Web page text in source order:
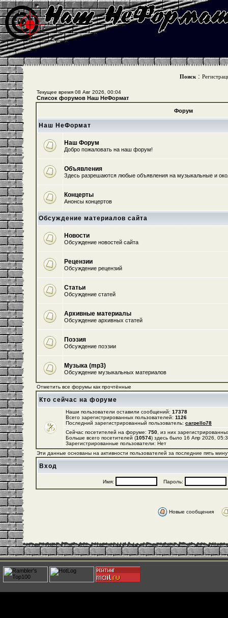
Поиск :
Текущее время 08 Авг 2026, 00:04
Список форумов Наш НеФормат
Форум
Наш НеФормат
Наш Форум
Добро пожаловать на наш форум!
Объявления
Здесь разрешаются любые объявления на музыкальные и
Концерты
Анонсы концертов
Обсуждение материалов сайта
Новости
Обсуждение новостей сайта
Рецензии
Обсуждение рецензий
Статьи
Обсуждение статей
Архивные материалы
Обсуждение архивных статей
Поэзия
Обсуждение поэзии
Музыка (mp3)
Обсуждение музыкальных материалов
Отметить все форумы как прочтённые
Кто сейчас на форуме
Наши пользователи оставили сообщений: 17378
Всего зарегистрированных пользователей: 1126
Последний зарегистрированный пользователь: carpello78
Сейчас посетителей на форуме: 750 , из них
Больше всего посетителей (10574) здесь было 16 Апр 2026,
Зарегистрированные пользователи: Нет
Эти данные основаны на активности пользователей за последние пять
Вход
Имя: Пароль:
Новые сообщения